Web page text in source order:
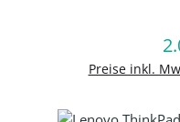
Preise inkl.
In